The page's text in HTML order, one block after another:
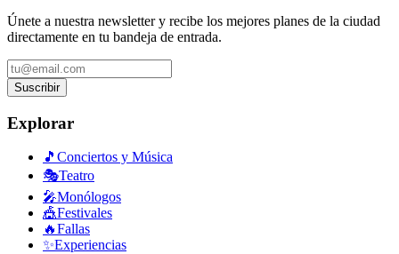
Únete a nuestra newsletter y recibe los mejores planes de la ciudad
directamente en tu bandeja de entrada.
Suscribir
Explorar
🎵 Conciertos y Música
🎭Teatro
🎤Monólogos
🎪Festivales
🔥Fallas
✨Experiencias